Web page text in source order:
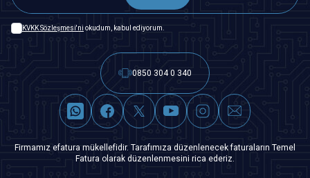
KVKK Sözleşmesi'ni okudum, kabul ediyorum.
0850 304 0 340
Firmamız efatura mükellefidir. Tarafımıza düzenlenecek faturaların Temel
Fatura olarak düzenlenmesini rica ederiz.